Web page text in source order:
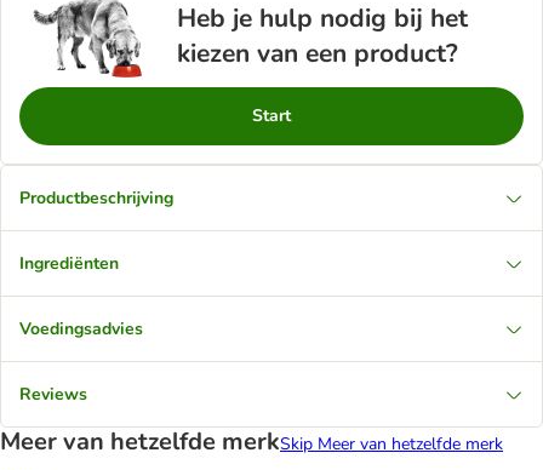
Heb je hulp nodig bij het
kiezen van een product?
Start
Productbeschrijving
Ingrediënten
Voedingsadvies
Reviews
Meer van hetzelfde merkSkip Meer van hetzelfde merk